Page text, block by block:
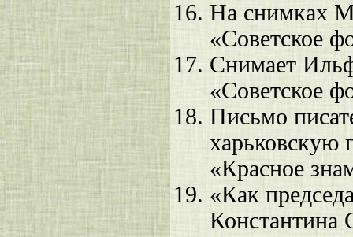
На снимках
«Советское
Снимает
«Советское
Письмо
харьковскую
«Красное
«Как
Константина